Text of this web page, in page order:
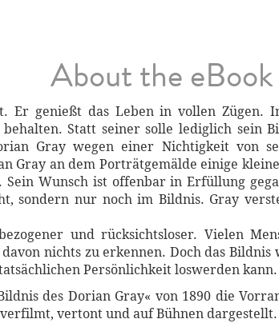
About the eBook
Er genießt das Leben in vollen Zügen.
Statt seiner solle lediglich sein
Gray wegen einer Nichtigkeit von
Gray an dem Porträtgemälde einige
Wunsch ist offenbar in Erfüllung
sondern nur noch im Bildnis. Gray
und rücksichtsloser. Vielen
nichts zu erkennen. Doch das
Persönlichkeit loswerden kann.
des Dorian Gray« von 1890 die
vertont und auf Bühnen dargestellt.